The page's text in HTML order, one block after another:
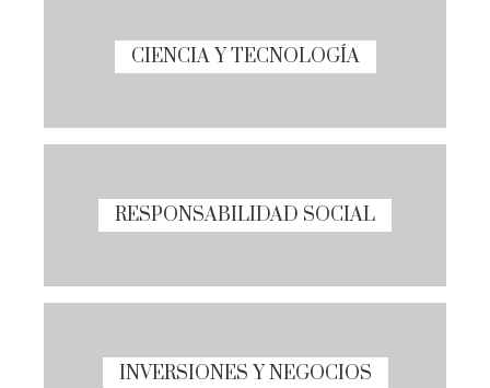
CIENCIA Y TECNOLOGÍA
RESPONSABILIDAD SOCIAL
INVERSIONES Y NEGOCIOS